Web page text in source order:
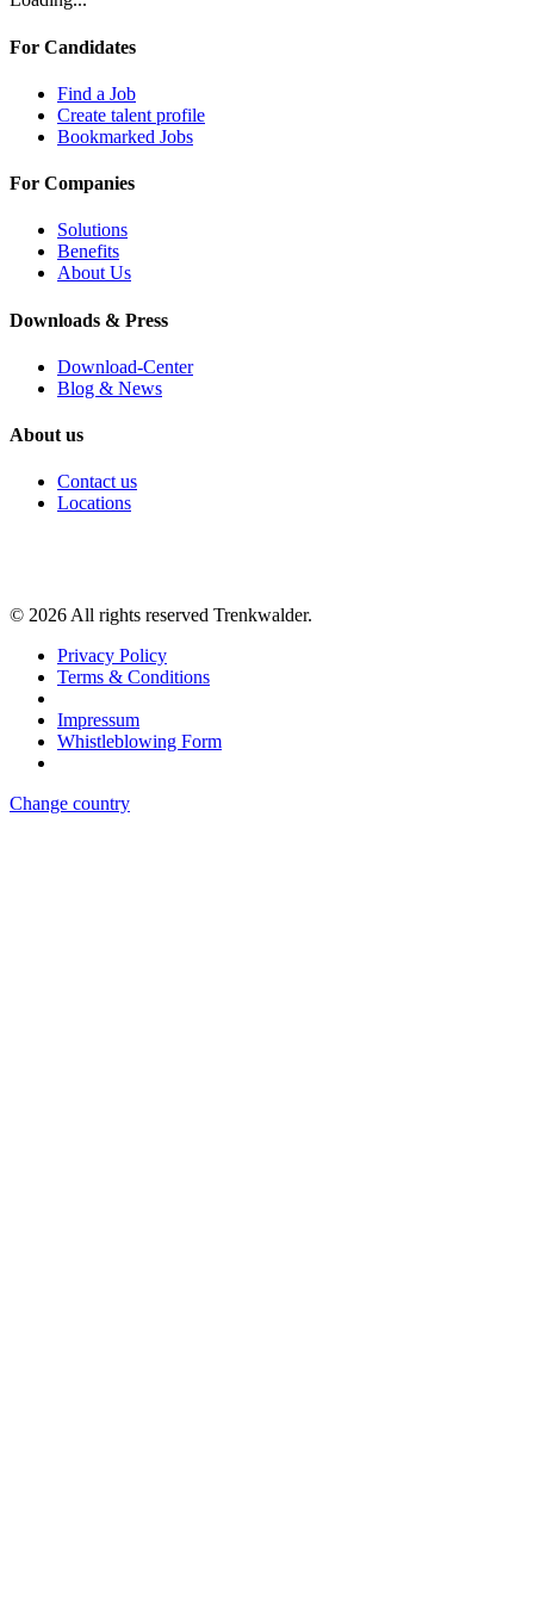
For Candidates
Find a Job
Create talent profile
Bookmarked Jobs
For Companies
Solutions
Benefits
About Us
Downloads & Press
Download-Center
Blog & News
About us
Contact us
Locations
© 2026 All rights reserved Trenkwalder.
Privacy Policy
Terms & Conditions
Impressum
Whistleblowing Form
Change country